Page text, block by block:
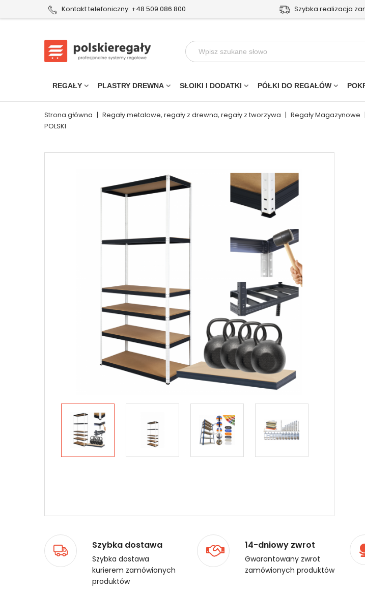
Kontakt telefoniczny: +48 509 086 800 Szybka realizacja
REGAŁY PLASTRY DREWNA SŁOIKI I DODATKI PÓŁKI DO REGAŁÓW
Strona główna | Regały metalowe, regały z drewna, regały z tworzywa | Regały Magazynowe |
POLSKI
Szybka dostawa
Szybka dostawa
kurierem zamówionych
produktów
14-dniowy zwrot
Gwarantowany zwrot
zamówionych produktów